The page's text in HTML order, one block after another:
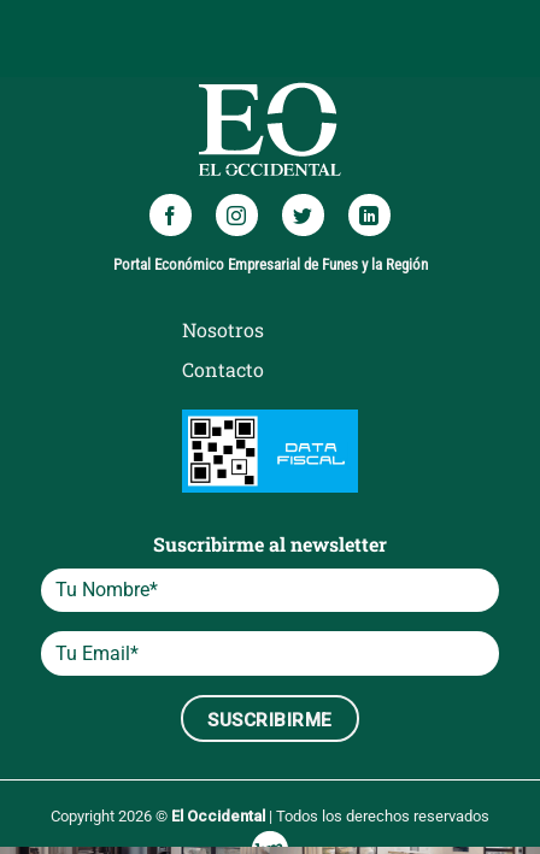
Portal Económico Empresarial de Funes y la Región
Nosotros
Contacto
Suscribirme al newsletter
Copyright 2026 © El Occidental | Todos los derechos reservados